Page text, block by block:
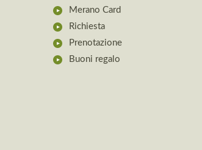
Merano Card
Richiesta
Prenotazione
Buoni regalo